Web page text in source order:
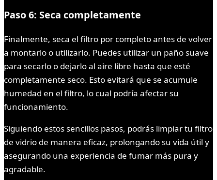
Paso 6: Seca completamente
Finalmente, seca el filtro por completo antes de volver
a montarlo o utilizarlo. Puedes utilizar un paño suave
para secarlo o dejarlo al aire libre hasta que esté
completamente seco. Esto evitará que se acumule
humedad en el filtro, lo cual podría afectar su
funcionamiento.
Siguiendo estos sencillos pasos, podrás limpiar tu filtro
de vidrio de manera eficaz, prolongando su vida útil y
asegurando una experiencia de fumar más pura y
agradable.